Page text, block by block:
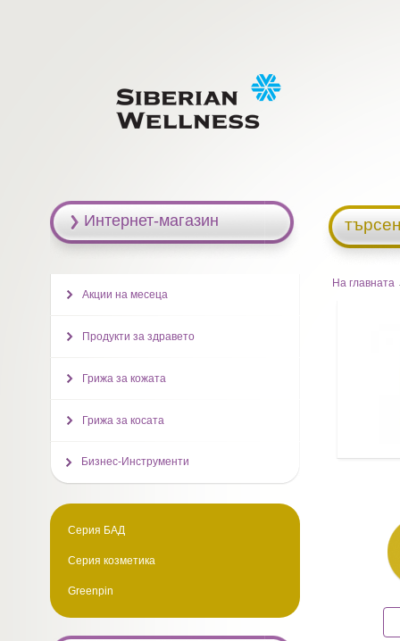
На главната
Интернет-магазин
Акции на месеца
Продукти за здравето
Грижа за кожата
Грижа за косата
Бизнес-Инструменти
Серия БАД
Серия козметика
Greenpin